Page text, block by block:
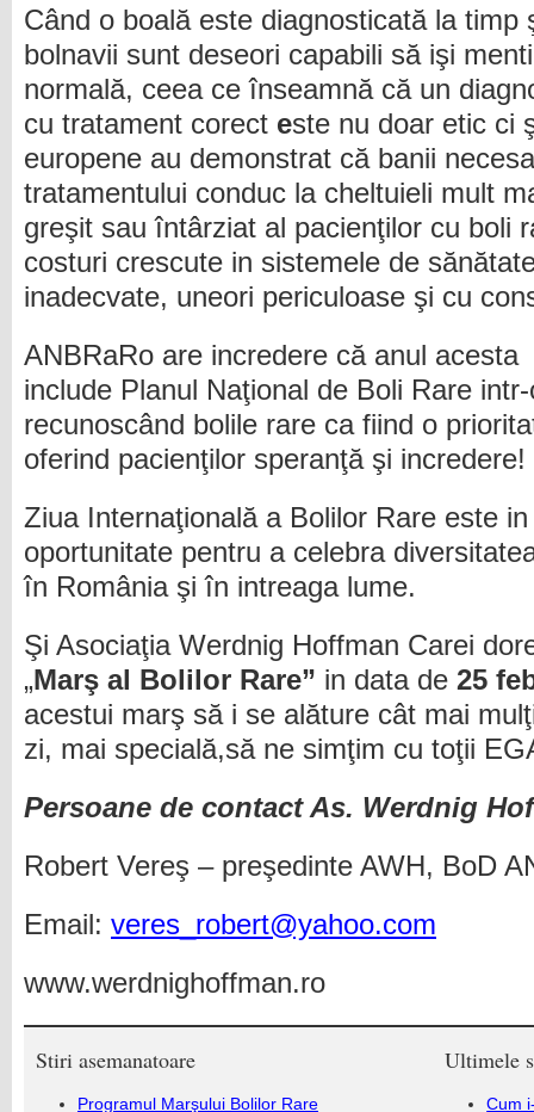
Când o boală este diagnosticată la timp
bolnavii sunt deseori capabili să işi
normală, ceea ce înseamnă că un
cu tratament corect este nu doar etic ci
europene au demonstrat că banii
tratamentului conduc la cheltuieli mult
greşit sau întârziat al pacienţilor cu boli
costuri crescute in sistemele de
inadecvate, uneori periculoase şi cu
ANBRaRo are incredere că anul
include Planul Naţional de Boli Rare
recunoscând bolile rare ca fiind o
oferind pacienţilor speranţă şi incredere!
Ziua Internaţională a Bolilor Rare este
oportunitate pentru a celebra
în România şi în intreaga lume.
Şi Asociaţia Werdnig Hoffman Carei
„Marş al Bolilor Rare” in data de 25
acestui marş să i se alăture cât mai
zi, mai specială,să ne simţim cu toţii
Persoane de contact As. Werdnig
Robert Vereş – preşedinte AWH, BoD
Email: veres_robert@yahoo.com
www.werdnighoffman.ro
Stiri asemanatoare
Programul Marşului Bolilor Rare
Ultimele
Cum